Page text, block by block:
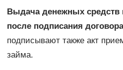
Выдача денежных средств
после подписания договора
подписывают также акт
займа.